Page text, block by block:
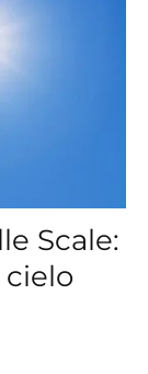
Scale: